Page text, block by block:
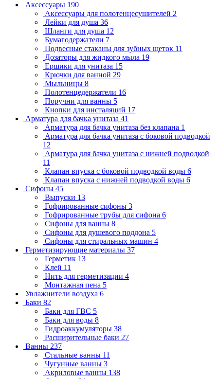
Аксессуары 190
Аксессуары для полотенцесушителей 2
Лейки для душа 36
Шланги для душа 12
Бумагодержатели 7
Подвесные стаканы для зубных щеток 11
Дозаторы для жидкого мыла 19
Ершики для унитаза 15
Крючки для ванной 29
Мыльницы 8
Полотенцедержатели 16
Поручни для ванны 5
Кнопки для инсталяций 17
Арматура для бачка унитаза 41
Арматура для бачка унитаза без клапана 1
Арматура для бачка унитаза с боковой подводкой
12
Арматура для бачка унитаза с нижней подводкой
11
Клапан впуска с боковой подводкой воды 6
Клапан впуска с нижней подводкой воды 6
Сифоны 45
Выпуски 13
Гофрированные сифоны 3
Гофрированные трубы для сифона 6
Сифоны для ванны 8
Сифоны для душевого поддона 5
Сифоны для стиральных машин 4
Герметизирующие материалы 37
Герметик 13
Клей 11
Нить для герметизации 4
Монтажная пена 5
Увлажнители воздуха 6
Баки 82
Баки для ГВС 5
Баки для воды 8
Гидроаккумуляторы 38
Расширительные баки 27
Ванны 237
Стальные ванны 11
Чугунные ванны 3
Акриловые ванны 138